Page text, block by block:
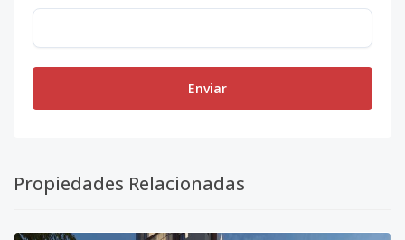
Enviar
Propiedades Relacionadas